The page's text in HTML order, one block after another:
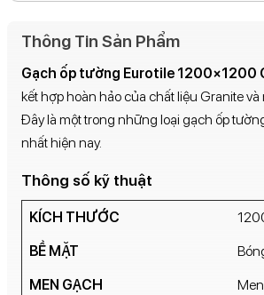
Thông Tin Sản Phẩm
Gạch ốp tường Eurotile 1200×1200
kết hợp hoàn hảo của chất liệu Granite và
Đây là một trong những loại gạch ốp
nhất hiện nay.
Thông số kỹ thuật
KÍCH THƯỚC
BỀ MẶT
MEN GẠCH